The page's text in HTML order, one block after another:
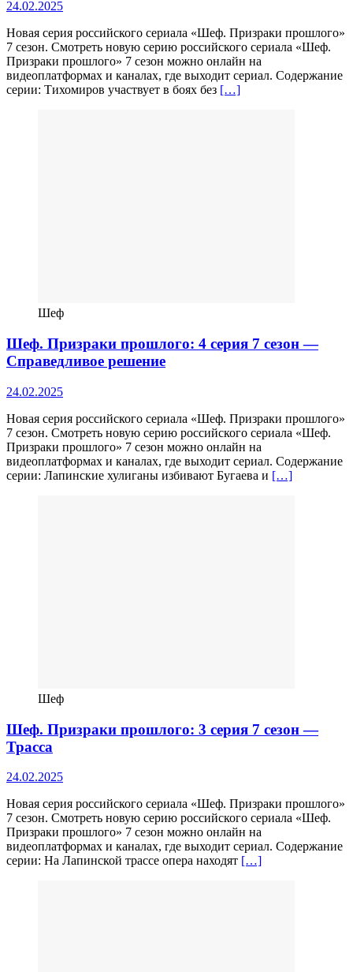
24.02.2025
Новая серия российского сериала «Шеф. Призраки прошлого»
7 сезон. Смотреть новую серию российского сериала «Шеф.
Призраки прошлого» 7 сезон можно онлайн на
видеоплатформах и каналах, где выходит сериал. Содержание
серии: Тихомиров участвует в боях без […]
Шеф
Шеф. Призраки прошлого: 4 серия 7 сезон —
Справедливое решение
24.02.2025
Новая серия российского сериала «Шеф. Призраки прошлого»
7 сезон. Смотреть новую серию российского сериала «Шеф.
Призраки прошлого» 7 сезон можно онлайн на
видеоплатформах и каналах, где выходит сериал. Содержание
серии: Лапинские хулиганы избивают Бугаева и […]
Шеф
Шеф. Призраки прошлого: 3 серия 7 сезон —
Трасса
24.02.2025
Новая серия российского сериала «Шеф. Призраки прошлого»
7 сезон. Смотреть новую серию российского сериала «Шеф.
Призраки прошлого» 7 сезон можно онлайн на
видеоплатформах и каналах, где выходит сериал. Содержание
серии: На Лапинской трассе опера находят […]